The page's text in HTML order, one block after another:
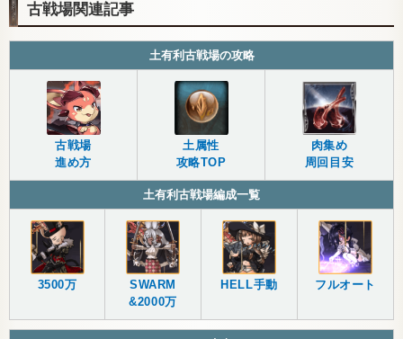
古戦場関連記事
土有利古戦場の攻略
古戦場
進め方
土属性
攻略TOP
肉集め
周回目安
土有利古戦場編成一覧
3500万
SWARM
&2000万
HELL手動 フルオート